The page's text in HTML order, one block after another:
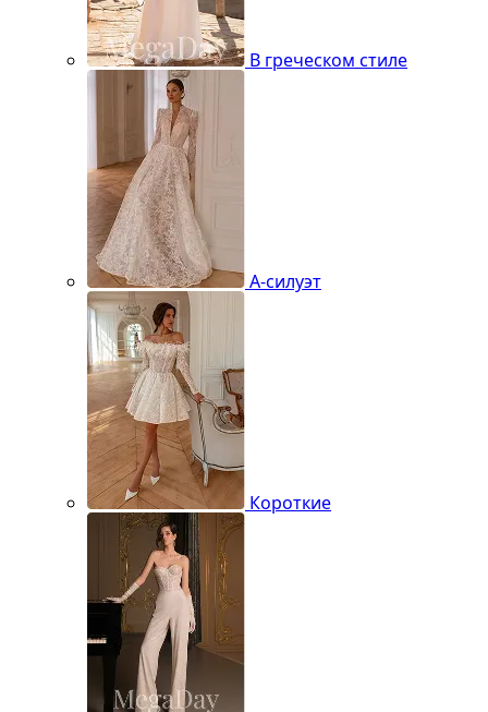
В греческом стиле
А-силуэт
Короткие